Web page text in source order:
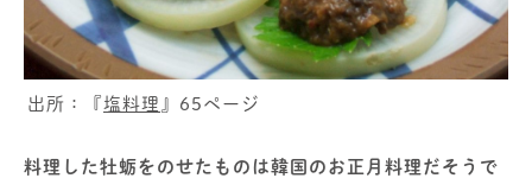
出所：『塩料理 』65ページ
料理した牡蛎をのせたものは韓国のお正月料理だそうで